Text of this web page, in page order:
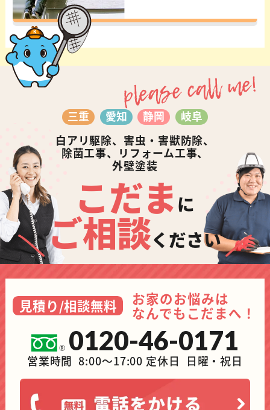
please call me!
三重 愛知 静岡
岐阜
白アリ駆除、害虫・害獣防除、
除菌工事、リフォーム工事、
外壁塗装
こだまに
ご相談ください
見積り/相談無料 お家のお悩みは
なんでもこだまへ！
0120-46-0171
営業時間 8:00～17:00 定休日 日曜・祝日